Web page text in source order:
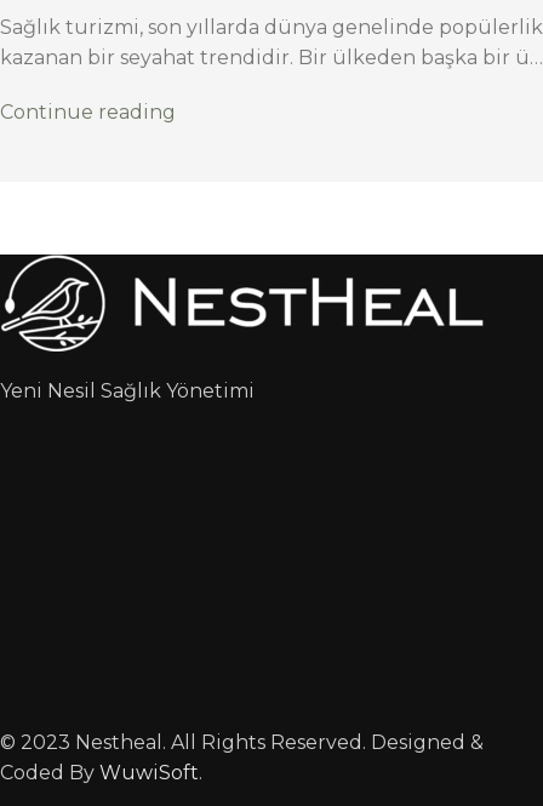
Sağlık turizmi, son yıllarda dünya genelinde popülerlik
kazanan bir seyahat trendidir. Bir ülkeden başka bir ü…
Continue reading
Yeni Nesil Sağlık Yönetimi
© 2023 Nestheal. All Rights Reserved. Designed &
Coded By WuwiSoft.